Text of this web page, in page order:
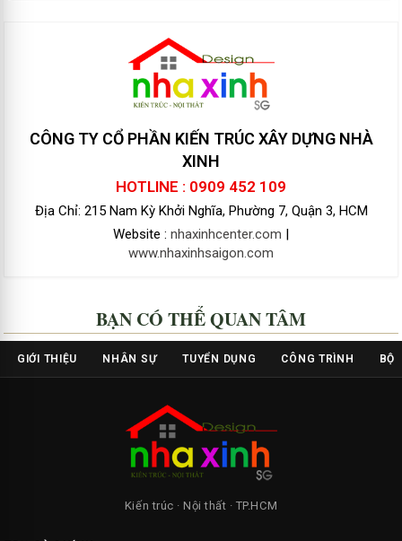
CÔNG TY CỔ PHẦN KIẾN TRÚC XÂY DỰNG NHÀ
XINH
HOTLINE : 0909 452 109
Địa Chỉ: 215 Nam Kỳ Khởi Nghĩa, Phường 7, Quận 3, HCM
Website : nhaxinhcenter.com |
www.nhaxinhsaigon.com
BẠN CÓ THỂ QUAN TÂM
GIỚI THIỆU NHÂN SỰ TUYỂN DỤNG CÔNG TRÌNH BỘ
Kiến trúc · Nội thất · TP.HCM